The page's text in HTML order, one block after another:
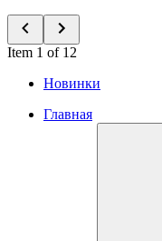
Item 1 of 12
Новинки
Главная